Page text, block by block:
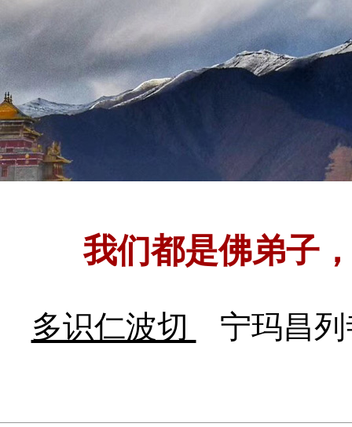
我们都是佛弟子
多识仁波切 宁玛昌